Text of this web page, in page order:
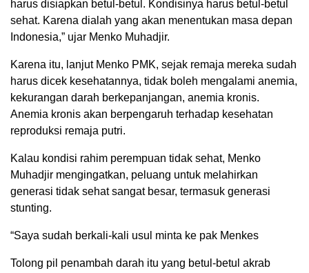
harus disiapkan betul-betul. Kondisinya harus betul-betul
sehat. Karena dialah yang akan menentukan masa depan
Indonesia,” ujar Menko Muhadjir.
Karena itu, lanjut Menko PMK, sejak remaja mereka sudah
harus dicek kesehatannya, tidak boleh mengalami anemia,
kekurangan darah berkepanjangan, anemia kronis.
Anemia kronis akan berpengaruh terhadap kesehatan
reproduksi remaja putri.
Kalau kondisi rahim perempuan tidak sehat, Menko
Muhadjir mengingatkan, peluang untuk melahirkan
generasi tidak sehat sangat besar, termasuk generasi
stunting.
“Saya sudah berkali-kali usul minta ke pak Menkes
Tolong pil penambah darah itu yang betul-betul akrab